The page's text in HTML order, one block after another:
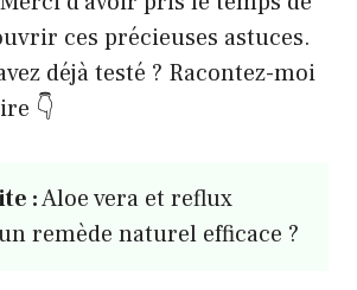
ces précieuses astuces.
déjà testé ? Racontez-moi
👇
:Aloe vera et reflux
remède naturel efficace ?